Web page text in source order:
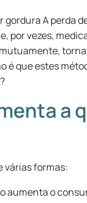
A perda
por vezes,
é que estes
a
várias formas:
aumenta o